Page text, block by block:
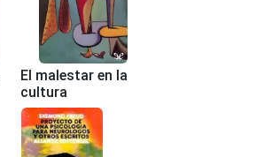
El malestar en la
cultura